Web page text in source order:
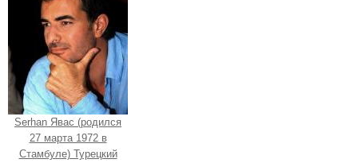
Serhan Явас (родился
27 марта 1972 в
Стамбуле) Турецкий